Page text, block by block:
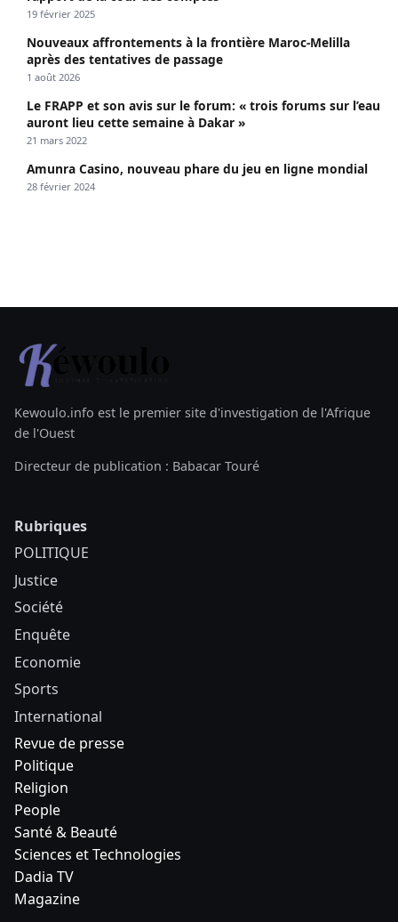
19 février 2025
Nouveaux affrontements à la frontière Maroc-Melilla
après des tentatives de passage
1 août 2026
Le FRAPP et son avis sur le forum: « trois forums sur l’eau
auront lieu cette semaine à Dakar »
21 mars 2022
Amunra Casino, nouveau phare du jeu en ligne mondial
28 février 2024
Kewoulo.info est le premier site d'investigation de l'Afrique
de l'Ouest
Directeur de publication : Babacar Touré
Rubriques
POLITIQUE
Justice
Société
Enquête
Economie
Sports
International
Revue de presse
Politique
Religion
People
Santé & Beauté
Sciences et Technologies
Dadia TV
Magazine